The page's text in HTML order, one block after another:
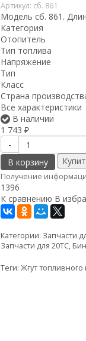
Артикул: сб. 861
Модель сб. 861.
Категория
Отопитель
Тип топлива
Напряжение
Тип
Класс
Страна
Все характеристики
В наличии
1 743 ₽
-
В корзину
Получение
1396
К сравнению В
Категории: Запчасти
Запчасти для 20ТС,
Теги: Жгут топливного